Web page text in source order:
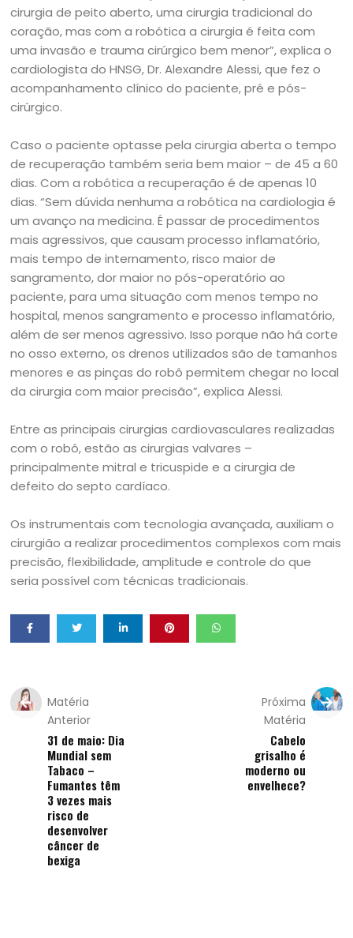
cirurgia de peito aberto, uma cirurgia tradicional do
coração, mas com a robótica a cirurgia é feita com
uma invasão e trauma cirúrgico bem menor”, explica o
cardiologista do HNSG, Dr. Alexandre Alessi, que fez o
acompanhamento clínico do paciente, pré e pós-
cirúrgico.
Caso o paciente optasse pela cirurgia aberta o tempo
de recuperação também seria bem maior – de 45 a 60
dias. Com a robótica a recuperação é de apenas 10
dias. “Sem dúvida nenhuma a robótica na cardiologia é
um avanço na medicina. É passar de procedimentos
mais agressivos, que causam processo inflamatório,
mais tempo de internamento, risco maior de
sangramento, dor maior no pós-operatório ao
paciente, para uma situação com menos tempo no
hospital, menos sangramento e processo inflamatório,
além de ser menos agressivo. Isso porque não há corte
no osso externo, os drenos utilizados são de tamanhos
menores e as pinças do robô permitem chegar no local
da cirurgia com maior precisão”, explica Alessi.
Entre as principais cirurgias cardiovasculares realizadas
com o robô, estão as cirurgias valvares –
principalmente mitral e tricuspide e a cirurgia de
defeito do septo cardíaco.
Os instrumentais com tecnologia avançada, auxiliam o
cirurgião a realizar procedimentos complexos com mais
precisão, flexibilidade, amplitude e controle do que
seria possível com técnicas tradicionais.
Matéria
Anterior
31 de maio: Dia
Mundial sem
Tabaco –
Fumantes têm
3 vezes mais
risco de
desenvolver
câncer de
bexiga
Próxima
Matéria
Cabelo
grisalho é
moderno ou
envelhece?